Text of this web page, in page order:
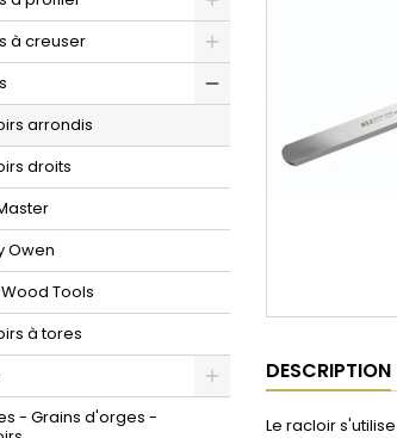
à creuser
arrondis
droits
Owen
Tools
à tores
- Grains d'orges -
DESCRIPTION
Le racloir